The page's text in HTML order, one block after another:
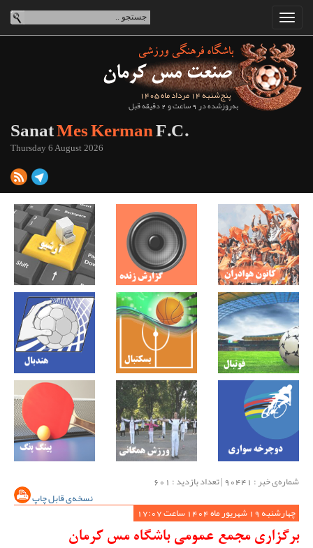
پنج‌شنبه 14 مرداد ماه 1405
به‌روزشده در 9 ساعت و 2 دقیقه قبل
SanatMes KermanF.C.
Thursday 6 August 2026
شماره‌ی خبر : ‌90441 | تعداد بازدید : 601
نسخه‌ی قابل چاپ
چهارشنبه 19 شهریور ماه 1404 ساعت 17:07
برگزاری مجمع عمومی باشگاه مس کرمان